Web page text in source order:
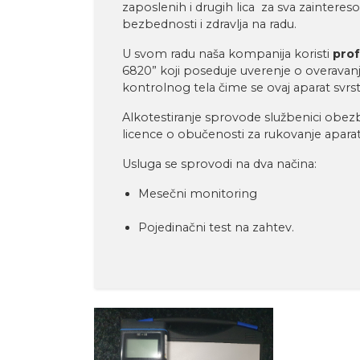
zaposlenih i drugih lica za sva
bezbednosti i zdravlja na radu.
U svom radu naša kompanija koristi
6820” koji poseduje uverenje o
kontrolnog tela čime se ovaj aparat
Alkotestiranje sprovode službenici
licence o obučenosti za rukovanje
Usluga se sprovodi na dva načina:
Mesečni monitoring
Pojedinačni test na zahtev.